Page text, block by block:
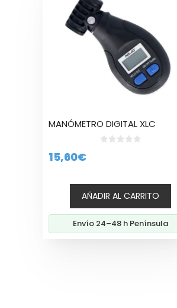
MANÓMETRO DIGITAL XLC
15,60€
AÑADIR AL CARRITO
Envío 24–48 h Península